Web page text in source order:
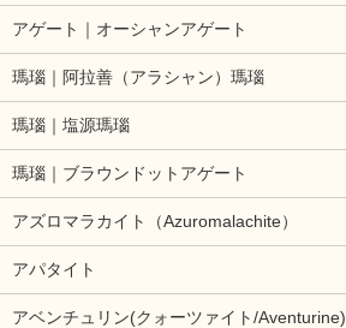
アゲート｜オーシャンアゲート
瑪瑙｜阿拉善（アラシャン）瑪瑙
瑪瑙｜塩源瑪瑙
瑪瑙｜ブラウンドットアゲート
アズロマラカイト（Azuromalachite）
アパタイト
アベンチュリン(クォーツァイト/Aventurine)